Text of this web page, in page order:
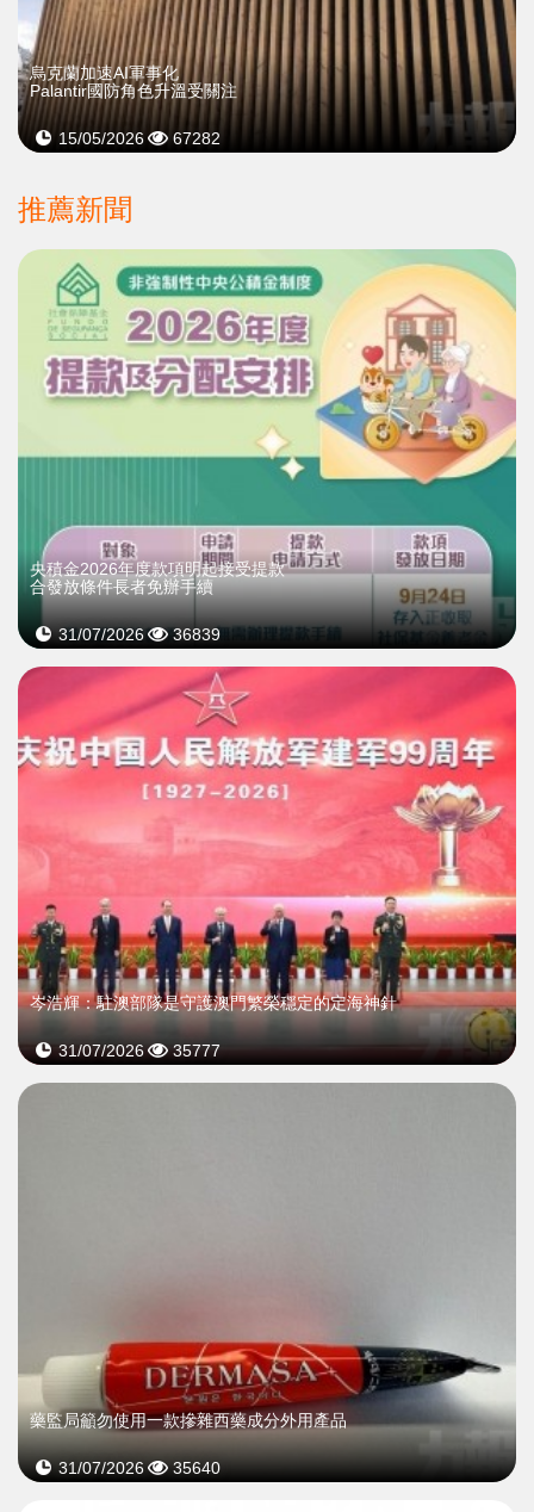
烏克蘭加速AI軍事化
Palantir國防角色升溫受關注
15/05/2026 67282
推薦新聞
央積金2026年度款項明起接受提款
合發放條件長者免辦手續
31/07/2026 36839
岑浩輝：駐澳部隊是守護澳門繁榮穩定的定海神針
31/07/2026 35777
藥監局籲勿使用一款摻雜西藥成分外用產品
31/07/2026 35640